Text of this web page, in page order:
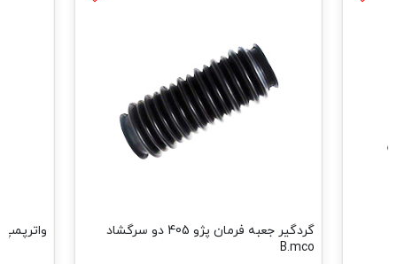
گردگیر جعبه فرمان پژو 405 دو سرگشاد
B.mco
واترپمپ پژو 206 تیپ 5-